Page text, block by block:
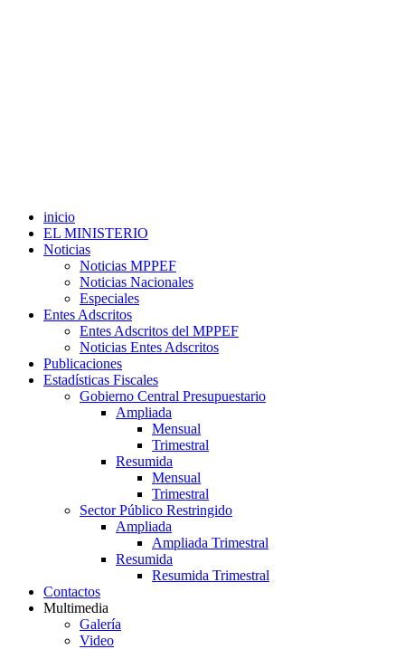
inicio
EL MINISTERIO
Noticias
Noticias MPPEF
Noticias Nacionales
Especiales
Entes Adscritos
Entes Adscritos del MPPEF
Noticias Entes Adscritos
Publicaciones
Estadísticas Fiscales
Gobierno Central Presupuestario
Ampliada
Mensual
Trimestral
Resumida
Mensual
Trimestral
Sector Público Restringido
Ampliada
Ampliada Trimestral
Resumida
Resumida Trimestral
Contactos
Multimedia
Galería
Video